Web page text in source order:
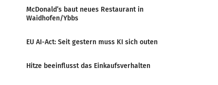
McDonald’s baut neues Restaurant in
Waidhofen/Ybbs
EU AI-Act: Seit gestern muss KI sich outen
Hitze beeinflusst das Einkaufsverhalten